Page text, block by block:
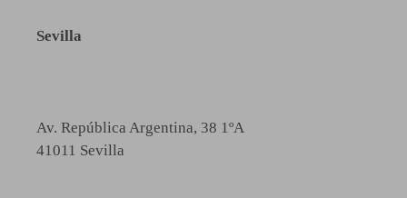
Sevilla
Av. República Argentina, 38 1ºA
41011 Sevilla